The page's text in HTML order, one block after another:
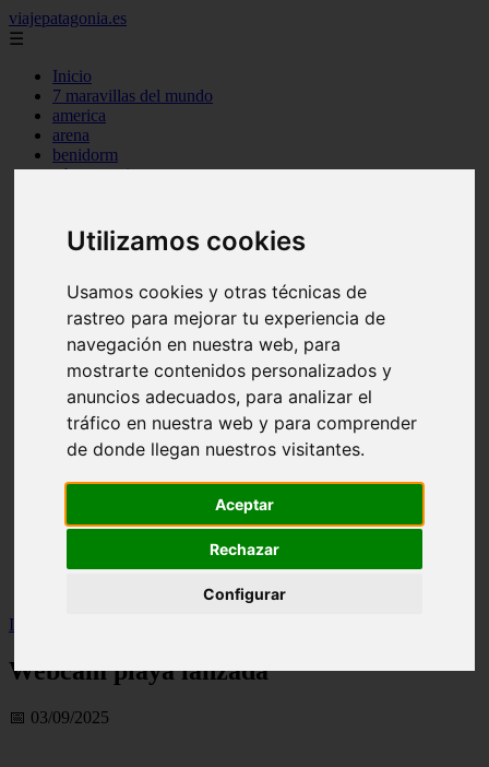
Utilizamos cookies
Usamos cookies y otras técnicas de
rastreo para mejorar tu experiencia de
navegación en nuestra web, para
mostrarte contenidos personalizados y
anuncios adecuados, para analizar el
tráfico en nuestra web y para comprender
de donde llegan nuestros visitantes.
Aceptar
Rechazar
Configurar
viajepatagonia.es
☰
Inicio
7 maravillas del mundo
america
arena
benidorm
c buenos aires
c generalidades del pais
c mendoza
c provincias
c rio negro
c santa fe
c tierra de fuego
c tucuman
c zona austral
carmen
category
destinos
lanzarote
monumentos
san
Inicio
Webcam playa lanzada
📅 03/09/2025